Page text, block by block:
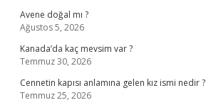
Avene doğal mı ?
Ağustos 5, 2026
Kanada’da kaç mevsim var ?
Temmuz 30, 2026
Cennetin kapısı anlamına gelen kız ismi nedir ?
Temmuz 25, 2026